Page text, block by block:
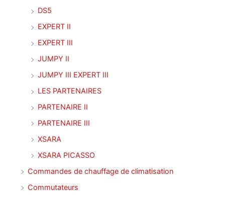
DS5
EXPERT II
EXPERT III
JUMPY II
JUMPY III EXPERT III
LES PARTENAIRES
PARTENAIRE II
PARTENAIRE III
XSARA
XSARA PICASSO
Commandes de chauffage de climatisation
Commutateurs